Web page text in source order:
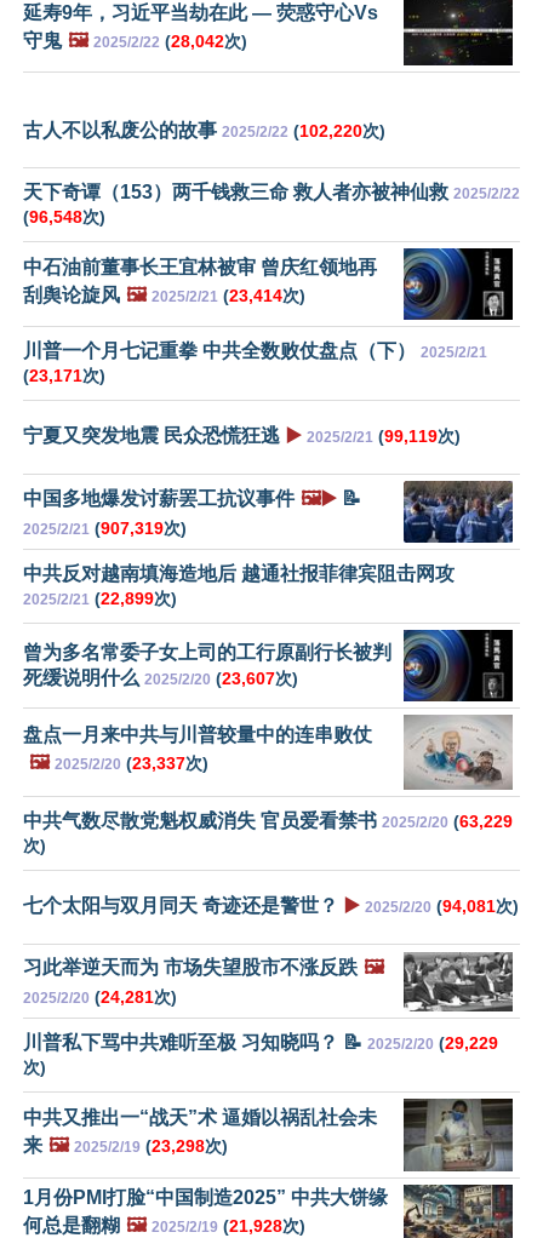
延寿9年，习近平当劫在此 — 荧惑守心Vs
守鬼 🖼️ 2025/2/22 (28,042次)
古人不以私废公的故事 2025/2/22 (102,220次)
天下奇谭（153）两千钱救三命 救人者亦被神仙救 2025/2/22
(96,548次)
中石油前董事长王宜林被审 曾庆红领地再
刮舆论旋风 🖼️ 2025/2/21 (23,414次)
川普一个月七记重拳 中共全数败仗盘点（下） 2025/2/21
(23,171次)
宁夏又突发地震 民众恐慌狂逃 ▶️ 2025/2/21 (99,119次)
中国多地爆发讨薪罢工抗议事件 🖼️▶️ 📝
2025/2/21 (907,319次)
中共反对越南填海造地后 越通社报菲律宾阻击网攻
2025/2/21 (22,899次)
曾为多名常委子女上司的工行原副行长被判
死缓说明什么 2025/2/20 (23,607次)
盘点一月来中共与川普较量中的连串败仗
🖼️ 2025/2/20 (23,337次)
中共气数尽散党魁权威消失 官员爱看禁书 2025/2/20 (63,229
次)
七个太阳与双月同天 奇迹还是警世？ ▶️ 2025/2/20 (94,081次)
习此举逆天而为 市场失望股市不涨反跌 🖼️
2025/2/20 (24,281次)
川普私下骂中共难听至极 习知晓吗？ 📝 2025/2/20 (29,229
次)
中共又推出一“战天”术 逼婚以祸乱社会未
来 🖼️ 2025/2/19 (23,298次)
1月份PMI打脸“中国制造2025” 中共大饼缘
何总是翻糊 🖼️ 2025/2/19 (21,928次)